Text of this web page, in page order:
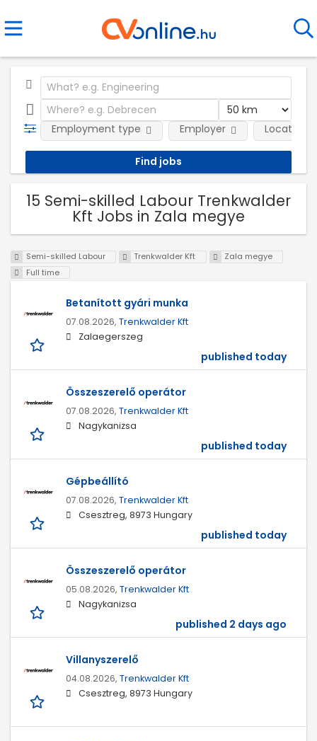
Employment type Employer Location
15 Semi-skilled Labour Trenkwalder
Kft Jobs in Zala megye
Semi-skilled Labour Trenkwalder Kft
Zala megye
Full time
Betanított gyári munka
07.08.2026, Trenkwalder Kft
Zalaegerszeg
published today
Összeszerelő operátor
07.08.2026, Trenkwalder Kft
Nagykanizsa
published today
Gépbeállító
07.08.2026, Trenkwalder Kft
Csesztreg, 8973 Hungary
published today
Összeszerelő operátor
05.08.2026, Trenkwalder Kft
Nagykanizsa
published 2 days ago
Villanyszerelő
04.08.2026, Trenkwalder Kft
Csesztreg, 8973 Hungary